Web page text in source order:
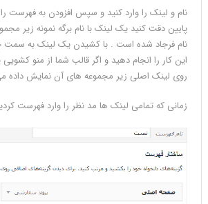
نام و لینک را وارد کنید و سپس افزودن به فهرست
پایین دقت کنید یک لینک با نام برگه نمونه زیر
نام فرجاد شده است . با کشیدن یک لینک به سمت
این کار را انجام دهید و اگر قالب شما از منو کشویی
روی لینک اصلی زیر مجموعه های آن نمایش داده
زمانی که تمامی لینک ها مد نظر را وارد فهرست